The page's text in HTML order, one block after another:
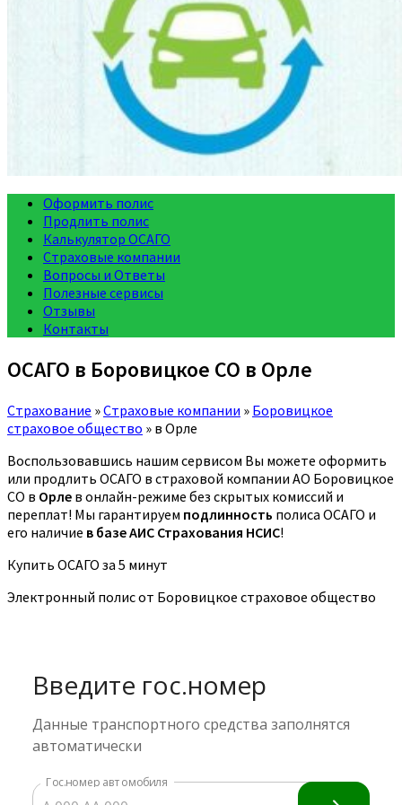
Оформить полис
Продлить полис
Калькулятор ОСАГО
Страховые компании
Вопросы и Ответы
Полезные сервисы
Отзывы
Контакты
ОСАГО в Боровицкое СО в Орле
Страхование »Страховые компании » Боровицкое
страховое общество » в Орле
Воспользовавшись нашим сервисом Вы можете оформить
или продлить ОСАГО в страховой компании АО Боровицкое
СО в Орле в онлайн-режиме без скрытых комиссий и
переплат! Мы гарантируем подлинность полиса ОСАГО и
его наличие в базе АИС Страхования НСИС!
Купить ОСАГО за 5 минут
Электронный полис от Боровицкое страховое общество